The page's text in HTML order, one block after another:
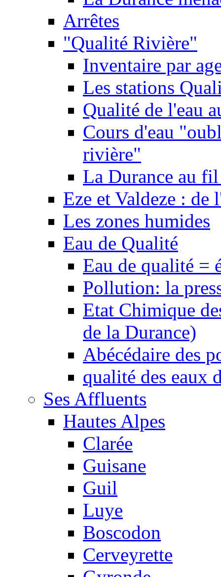
Arrêtes
"Qualité Rivière"
Inventaire par
Les stations
Qualité de l'eau
Cours d'eau
rivière"
La Durance au
Eze et Valdeze : de
Les zones humides
Eau de Qualité
Eau de qualité =
Pollution: la
Etat Chimique
de la Durance)
Abécédaire des
qualité des eaux
Ses Affluents
Hautes Alpes
Clarée
Guisane
Guil
Luye
Boscodon
Cerveyrette